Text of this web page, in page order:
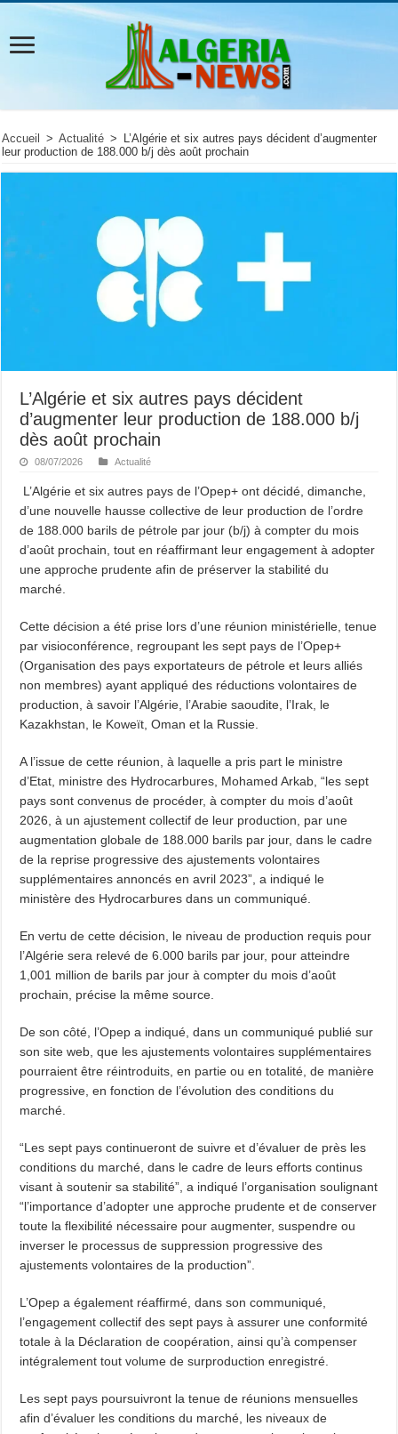
Accueil > Actualité >
L’Algérie et six autres pays décident d’augmenter
leur production de 188.000 b/j dès août prochain
L’Algérie et six autres pays décident
d’augmenter leur production de 188.000 b/j
dès août prochain
08/07/2026 Actualité
L’Algérie et six autres pays de l’Opep+ ont décidé, dimanche,
d’une nouvelle hausse collective de leur production de l’ordre
de 188.000 barils de pétrole par jour (b/j) à compter du mois
d’août prochain, tout en réaffirmant leur engagement à adopter
une approche prudente afin de préserver la stabilité du
marché.
Cette décision a été prise lors d’une réunion ministérielle, tenue
par visioconférence, regroupant les sept pays de l’Opep+
(Organisation des pays exportateurs de pétrole et leurs alliés
non membres) ayant appliqué des réductions volontaires de
production, à savoir l’Algérie, l’Arabie saoudite, l’Irak, le
Kazakhstan, le Koweït, Oman et la Russie.
A l’issue de cette réunion, à laquelle a pris part le ministre
d’Etat, ministre des Hydrocarbures, Mohamed Arkab, “les sept
pays sont convenus de procéder, à compter du mois d’août
2026, à un ajustement collectif de leur production, par une
augmentation globale de 188.000 barils par jour, dans le cadre
de la reprise progressive des ajustements volontaires
supplémentaires annoncés en avril 2023”, a indiqué le
ministère des Hydrocarbures dans un communiqué.
En vertu de cette décision, le niveau de production requis pour
l’Algérie sera relevé de 6.000 barils par jour, pour atteindre
1,001 million de barils par jour à compter du mois d’août
prochain, précise la même source.
De son côté, l’Opep a indiqué, dans un communiqué publié sur
son site web, que les ajustements volontaires supplémentaires
pourraient être réintroduits, en partie ou en totalité, de manière
progressive, en fonction de l’évolution des conditions du
marché.
“Les sept pays continueront de suivre et d’évaluer de près les
conditions du marché, dans le cadre de leurs efforts continus
visant à soutenir sa stabilité”, a indiqué l’organisation soulignant
“l’importance d’adopter une approche prudente et de conserver
toute la flexibilité nécessaire pour augmenter, suspendre ou
inverser le processus de suppression progressive des
ajustements volontaires de la production”.
L’Opep a également réaffirmé, dans son communiqué,
l’engagement collectif des sept pays à assurer une conformité
totale à la Déclaration de coopération, ainsi qu’à compenser
intégralement tout volume de surproduction enregistré.
Les sept pays poursuivront la tenue de réunions mensuelles
afin d’évaluer les conditions du marché, les niveaux de